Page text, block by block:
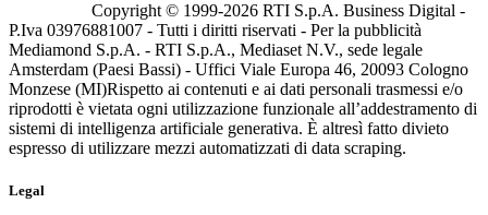
Copyright © 1999-2026 RTI S.p.A. Business Digital -
P.Iva 03976881007 - Tutti i diritti riservati - Per la pubblicità
Mediamond S.p.A. - RTI S.p.A., Mediaset N.V., sede legale
Amsterdam (Paesi Bassi) - Uffici Viale Europa 46, 20093 Cologno
Monzese (MI)Rispetto ai contenuti e ai dati personali trasmessi e/o
riprodotti è vietata ogni utilizzazione funzionale all’addestramento di
sistemi di intelligenza artificiale generativa. È altresì fatto divieto
espresso di utilizzare mezzi automatizzati di data scraping.
Legal